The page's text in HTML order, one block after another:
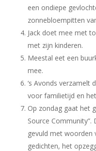
een ondiepe
zonnebloempitten
Jack doet mee met
met zijn kinderen.
Meestal eet een
mee.
‘s Avonds verzamelt
voor familietijd en
Op zondag gaat het
Source Community”.
gevuld met woorden
gedichten, het